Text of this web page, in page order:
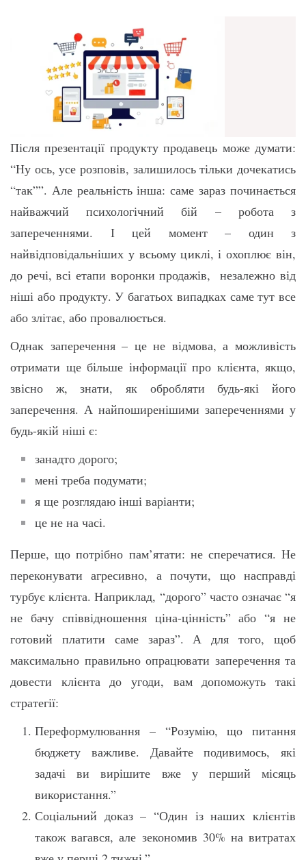
Після презентації продукту продавець може думати:
“Ну ось, усе розповів, залишилось тільки дочекатись
“так””. Але реальність інша: саме зараз починається
найважчий психологічний бій – робота з
запереченнями. І цей момент – один з
найвідповідальніших у всьому циклі, і охоплює він,
до речі, всі етапи воронки продажів, незалежно від
ніші або продукту. У багатьох випадках саме тут все
або злітає, або провалюється.
Однак заперечення – це не відмова, а можливість
отримати ще більше інформації про клієнта, якщо,
звісно ж, знати, як обробляти будь-які його
заперечення. А найпоширенішими запереченнями у
будь-якій ніші є:
занадто дорого;
мені треба подумати;
я ще розглядаю інші варіанти;
це не на часі.
Перше, що потрібно пам’ятати: не сперечатися. Не
переконувати агресивно, а почути, що насправді
турбує клієнта. Наприклад, “дорого” часто означає “я
не бачу співвідношення ціна-цінність” або “я не
готовий платити саме зараз”. А для того, щоб
максимально правильно опрацювати заперечення та
довести клієнта до угоди, вам допоможуть такі
стратегії:
Переформулювання – “Розумію, що питання
бюджету важливе. Давайте подивимось, які
задачі ви вирішите вже у перший місяць
використання.”
Соціальний доказ – “Один із наших клієнтів
також вагався, але зекономив 30% на витратах